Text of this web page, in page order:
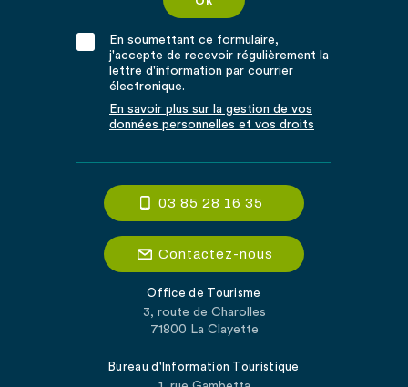
En soumettant ce formulaire,
j'accepte de recevoir régulièrement la
lettre d'information par courrier
électronique.
En savoir plus sur la gestion de vos
données personnelles et vos droits
03 85 28 16 35
Contactez-nous
Office de Tourisme
3, route de Charolles
71800 La Clayette
Bureau d'Information Touristique